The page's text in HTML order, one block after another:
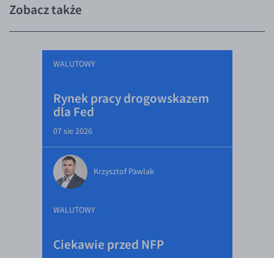
GBP/CHF
Zobacz także
WALUTOWY
Rynek pracy drogowskazem
dla Fed
07 sie 2026
Krzysztof Pawlak
WALUTOWY
Ciekawie przed NFP